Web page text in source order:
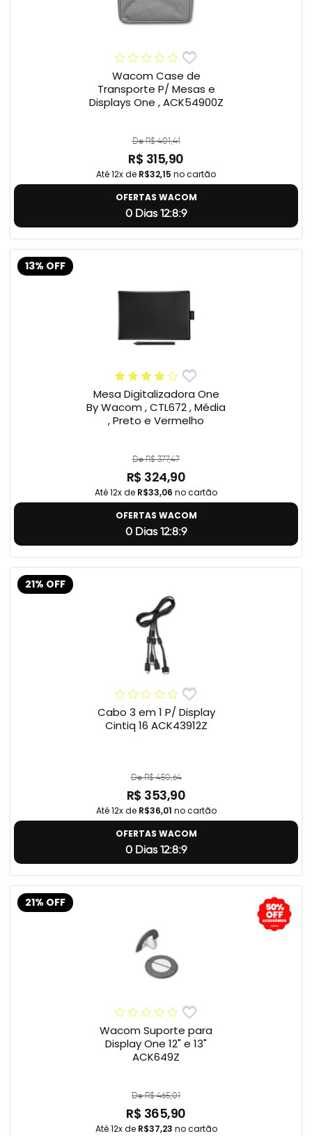
Wacom Case de
Transporte P/ Mesas e
Displays One , ACK54900Z
De R$ 401,41
R$ 315,90
Até 12x de R$32,15 no cartão
OFERTAS WACOM
0 Dias 12:8:8
13% OFF
Mesa Digitalizadora One
By Wacom , CTL672 , Média
, Preto e Vermelho
De R$ 377,47
R$ 324,90
Até 12x de R$33,06 no cartão
OFERTAS WACOM
0 Dias 12:8:8
21% OFF
Cabo 3 em 1 P/ Display
Cintiq 16 ACK43912Z
De R$ 450,64
R$ 353,90
Até 12x de R$36,01 no cartão
OFERTAS WACOM
0 Dias 12:8:8
21% OFF
Wacom Suporte para
Display One 12" e 13"
ACK649Z
De R$ 465,01
R$ 365,90
Até 12x de R$37,23 no cartão